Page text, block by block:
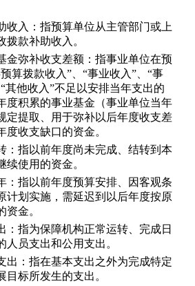
收入：指预算单位从主管部门或上
拨款补助收入。
金弥补收支差额：指事业单位在预
算拨款收入”、“事业收入”、“事
其他收入”不足以安排当年支出的
度积累的事业基金（事业单位当年
定提取、用于弥补以后年度收支差
度收支缺口的资金。
：指以前年度尚未完成、结转到本
续使用的资金。
：指以前年度预算安排、因客观条
计划实施，需延迟到以后年度按原
资金。
：指为保障机构正常运转、完成日
人员支出和公用支出。
出：指在基本支出之外为完成特定
目标所发生的支出。